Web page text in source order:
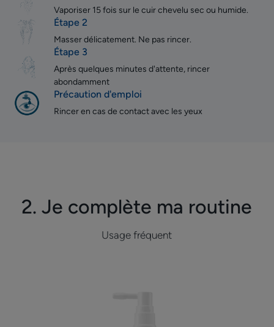
Vaporiser 15 fois sur le cuir chevelu sec ou humide.
Étape 2
Masser délicatement. Ne pas rincer.
Étape 3
Après quelques minutes d'attente, rincer
abondamment
Précaution d'emploi
Rincer en cas de contact avec les yeux
2. Je complète ma routine
Usage fréquent